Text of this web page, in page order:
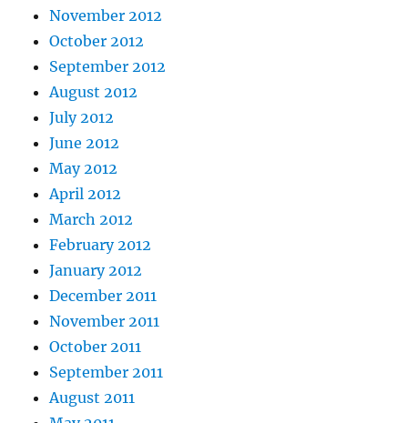
November 2012
October 2012
September 2012
August 2012
July 2012
June 2012
May 2012
April 2012
March 2012
February 2012
January 2012
December 2011
November 2011
October 2011
September 2011
August 2011